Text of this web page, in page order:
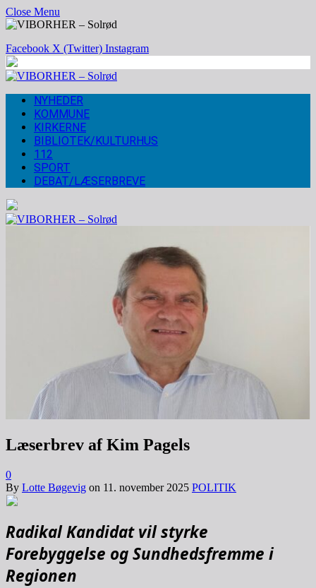
Close Menu
Facebook X (Twitter) Instagram
NYHEDER
KOMMUNE
KIRKERNE
BIBLIOTEK/KULTURHUS
112
SPORT
DEBAT/LÆSERBREVE
Læserbrev af Kim Pagels
0
By Lotte Bøgevig on 11. november 2025 POLITIK
Radikal Kandidat vil styrke
Forebyggelse og Sundhedsfremme i
Regionen